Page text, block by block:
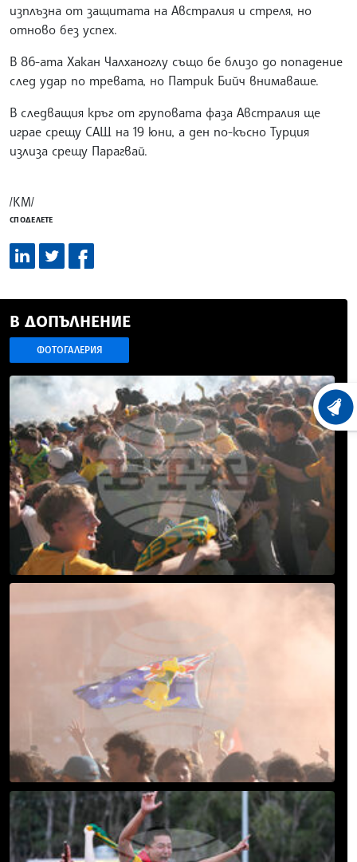
изплъзна от защитата на Австралия и стреля, но
отново без успех.
В 86-ата Хакан Чалханоглу също бе близо до попадение
след удар по тревата, но Патрик Бийч внимаваше.
В следващия кръг от груповата фаза Австралия ще
играе срещу САЩ на 19 юни, а ден по-късно Турция
излиза срещу Парагвай.
/КМ/
СПОДЕЛЕТЕ
В ДОПЪЛНЕНИЕ
ФОТОГАЛЕРИЯ